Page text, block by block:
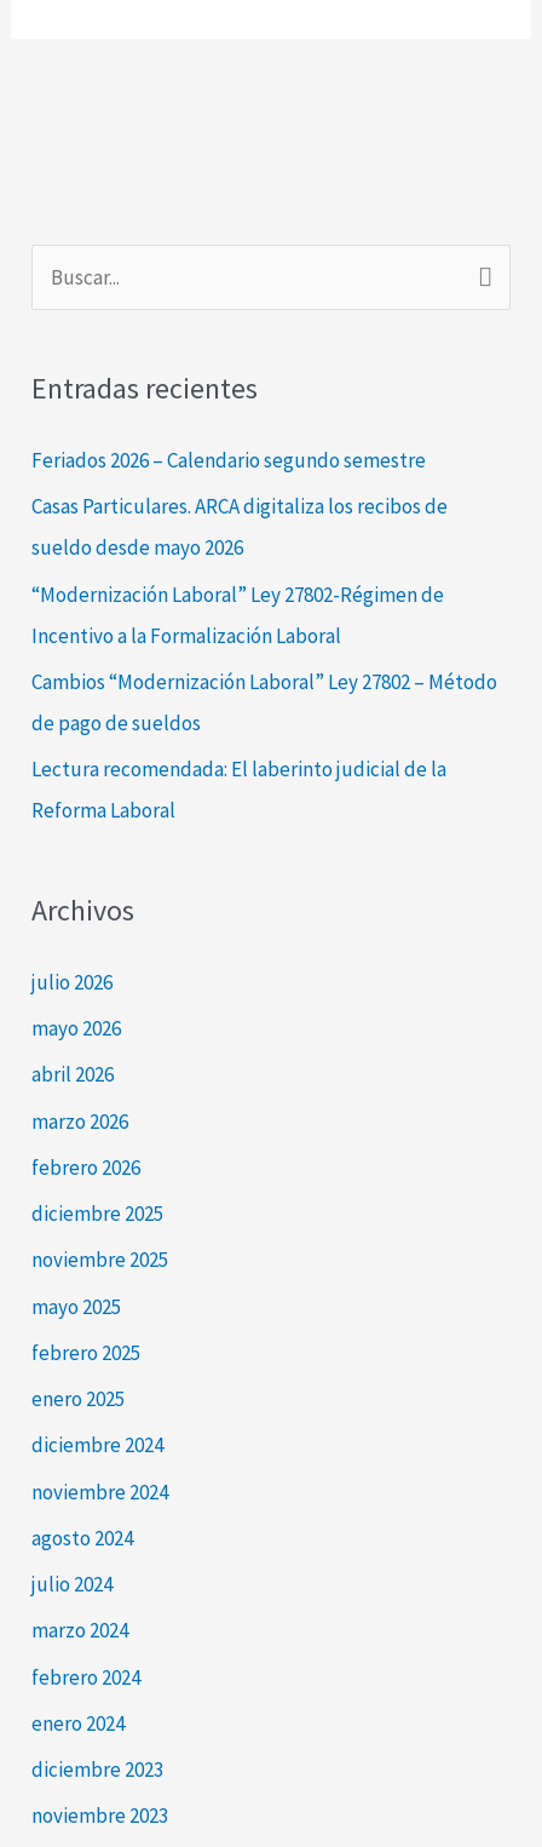
c
a
Entradas recientes
Feriados 2026 – Calendario segundo semestre
Casas Particulares. ARCA digitaliza los recibos de
sueldo desde mayo 2026
“Modernización Laboral” Ley 27802-Régimen de
Incentivo a la Formalización Laboral
Cambios “Modernización Laboral” Ley 27802 – Método
de pago de sueldos
Lectura recomendada: El laberinto judicial de la
Reforma Laboral
Archivos
julio 2026
mayo 2026
abril 2026
marzo 2026
febrero 2026
diciembre 2025
noviembre 2025
mayo 2025
febrero 2025
enero 2025
diciembre 2024
noviembre 2024
agosto 2024
julio 2024
marzo 2024
febrero 2024
enero 2024
diciembre 2023
noviembre 2023